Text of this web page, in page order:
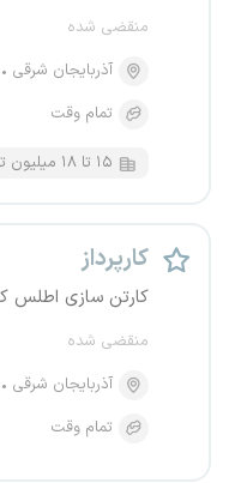
منقضی شده
آذربایجان شرقی
تمام وقت
۱۵ تا ۱۸ میلیون تومان
کارپرداز
کارتن سازی اطلس
منقضی شده
آذربایجان شرقی
تمام وقت